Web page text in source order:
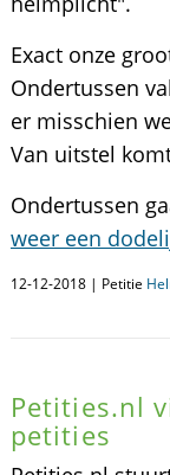
Exact onze
Ondertussen
er misschien
Van uitstel
Ondertussen
weer een
12-12-2018 | Petitie
Petities.nl
petities